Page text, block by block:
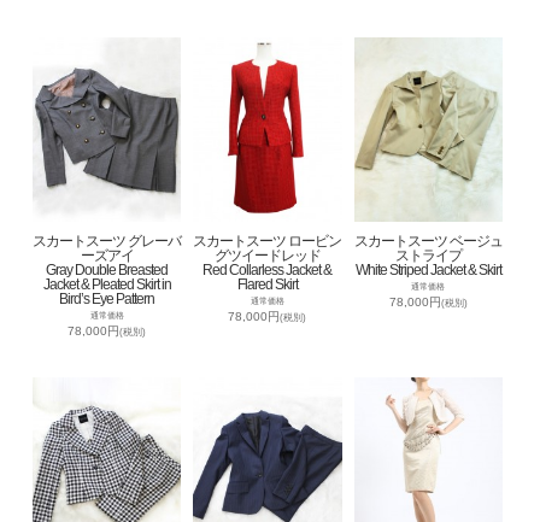
スカートスーツ グレーバ
ーズアイ
Gray Double Breasted
Jacket & Pleated Skirt in
Bird’s Eye Pattern
通常価格
78,000円(税別)
スカートスーツ ロービン
グツイードレッド
Red Collarless Jacket &
Flared Skirt
通常価格
78,000円(税別)
スカートスーツ ベージュ
ストライプ
White Striped Jacket & Skirt
通常価格
78,000円(税別)